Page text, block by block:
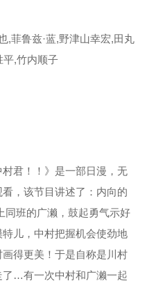
,菲鲁兹·蓝,野津山幸宏,田丸
平,竹内顺子
君！！》是一部日漫，无
，该节目讲述了：内向的
同班的广濑，鼓起勇气示好
儿，中村把握机会使劲地
得更美！于是自称是川村
了…有一次中村和广濑一起